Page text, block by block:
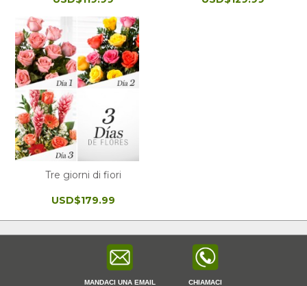
Tre giorni di fiori
USD$179.99
MANDACI UNA EMAIL CHIAMACI